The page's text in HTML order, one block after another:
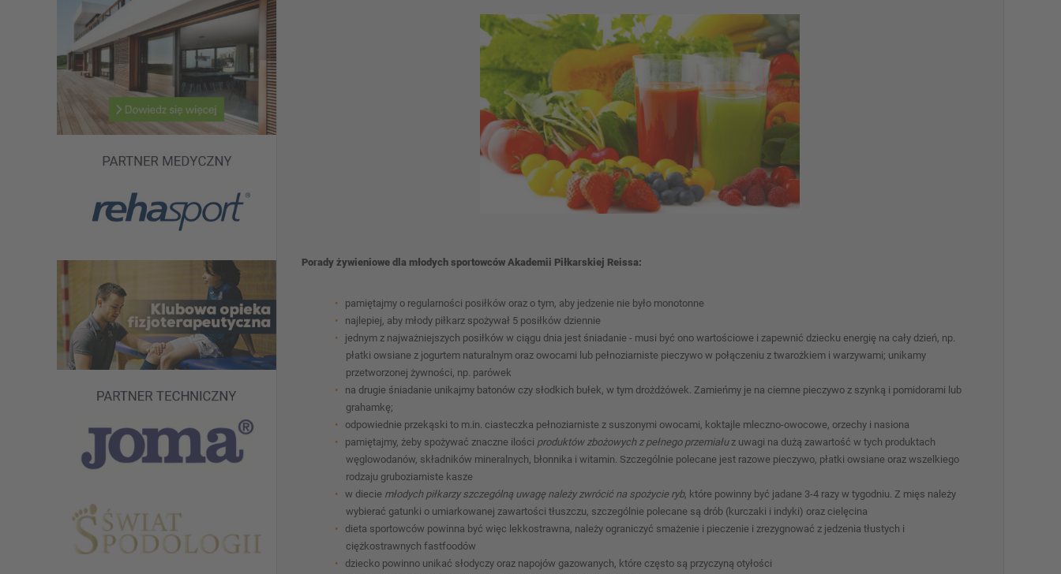
Porady żywieniowe dla młodych sportowców Akademii Piłkarskiej Reissa:
pamiętajmy o regularności posiłków oraz o tym, aby jedzenie nie było monotonne
najlepiej, aby młody piłkarz spożywał 5 posiłków dziennie
jednym z najważniejszych posiłków w ciągu dnia jest śniadanie - musi być ono wartościowe i zapewnić dziecku energię na cały dzień, np.
płatki owsiane z jogurtem naturalnym oraz owocami lub pełnoziarniste pieczywo w połączeniu z twarożkiem i warzywami; unikamy
przetworzonej żywności, np. parówek
na drugie śniadanie unikajmy batonów czy słodkich bułek, w tym drożdżówek. Zamieńmy je na ciemne pieczywo z szynką i pomidorami lub
grahamkę;
odpowiednie przekąski to m.in. ciasteczka pełnoziarniste z suszonymi owocami, koktajle mleczno-owocowe, orzechy i nasiona
pamiętajmy, żeby spożywać znaczne ilości produktów zbożowychz pełnego przemiałuz uwagi na dużą zawartość w tych produktach
węglowodanów, składników mineralnych, błonnika i witamin. Szczególnie polecane jest razowe pieczywo, płatki owsiane oraz wszelkiego
rodzaju gruboziarniste kasze
w diecie młodych piłkarzy szczególną uwagę należy zwrócić na spożycie ryb, które powinny być jadane 3-4 razy w tygodniu. Z mięs należy
wybierać gatunki o umiarkowanej zawartości tłuszczu, szczególnie polecane są drób (kurczaki i indyki) oraz cielęcina
dieta sportowców powinna być więc lekkostrawna, należy ograniczyć smażenie i pieczenie i zrezygnować z jedzenia tłustych i
ciężkostrawnych fastfoodów
dziecko powinno unikać słodyczy oraz napojów gazowanych, które często są przyczyną otyłości